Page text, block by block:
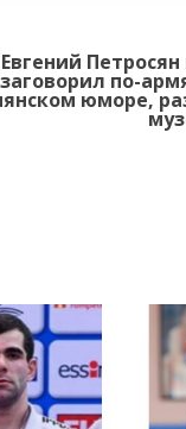
Евгений
заговорил по-
юморе,